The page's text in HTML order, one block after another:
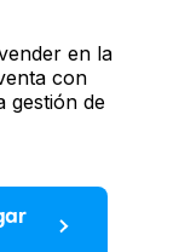
en la
con
gestión de